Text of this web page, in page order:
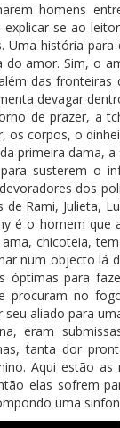
homens
se ao
história para
amor. Sim, o
ém dasfronteiras
devagar
de prazer, a
os corpos, o
primeira dama,
susterem o
dos pol
Rami, Julieta,
é o homem que
chicoteia,
num objecto lá
óptimas para
procuram no
aliado para
eram
tanta dor
Aqui estão as
elas sofrem
uma